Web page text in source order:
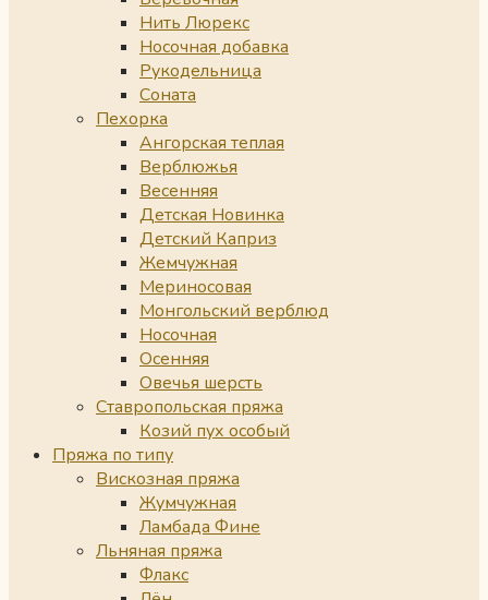
Нить Люрекс
Носочная добавка
Рукодельница
Соната
Пехорка
Ангорская теплая
Верблюжья
Весенняя
Детская Новинка
Детский Каприз
Жемчужная
Мериносовая
Монгольский верблюд
Носочная
Осенняя
Овечья шерсть
Ставропольская пряжа
Козий пух особый
Пряжа по типу
Вискозная пряжа
Жумчужная
Ламбада Фине
Льняная пряжа
Флакс